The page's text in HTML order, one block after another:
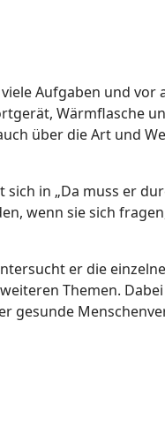
Aufgaben und vor
Wärmflasche
über die Art und
in „Da muss er
wenn sie sich
er die
Themen.
gesunde